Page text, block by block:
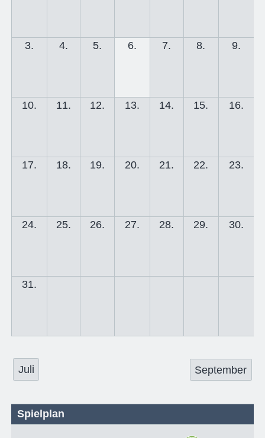
3. 4. 5. 6. 7. 8. 9.
10. 11. 12. 13. 14. 15. 16.
17. 18. 19. 20. 21. 22. 23.
24. 25. 26. 27. 28. 29. 30.
31.
Juli September
Spielplan